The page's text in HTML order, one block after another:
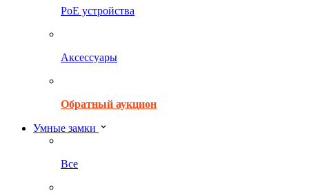
PoE устройства
Аксессуары
Обратный аукцион
Умные замки
Все